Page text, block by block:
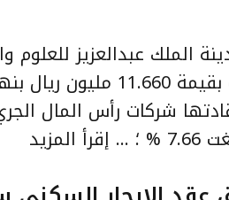
الملك عبدالعزيز للعلوم
الشركات التقنية الناشئة المحتضَنة نجحت في
شركات رأس المال
…
إقرأ المزيد